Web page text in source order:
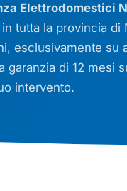
Elettrodomestici
tutta la provincia
esclusivamente su
di 12 mesi
intervento.